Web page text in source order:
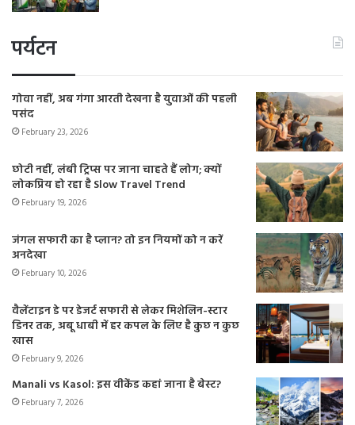
पर्यटन
गोवा नहीं, अब गंगा आरती देखना है युवाओं की पहली
पसंद
February 23, 2026
छोटी नहीं, लंबी ट्रिप्स पर जाना चाहते हैं लोग; क्यों
लोकप्रिय हो रहा है Slow Travel Trend
February 19, 2026
जंगल सफारी का है प्लान? तो इन नियमों को न करें
अनदेखा
February 10, 2026
वैलेंटाइन डे पर डेजर्ट सफारी से लेकर मिशेलिन-स्टार
डिनर तक, अबू धाबी में हर कपल के लिए है कुछ न कुछ
खास
February 9, 2026
Manali vs Kasol: इस वीकेंड कहां जाना है बेस्ट?
February 7, 2026